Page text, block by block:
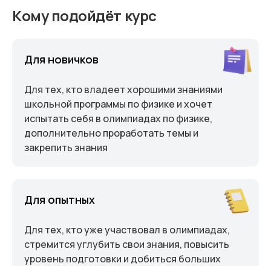
Кому подойдёт курс
Для новичков
Для тех, кто владеет хорошими знаниями
школьной программы по физике и хочет
испытать себя в олимпиадах по физике,
дополнительно проработать темы и
закрепить знания
Для опытных
Для тех, кто уже участвовал в олимпиадах,
стремится углубить свои знания, повысить
уровень подготовки и добиться больших